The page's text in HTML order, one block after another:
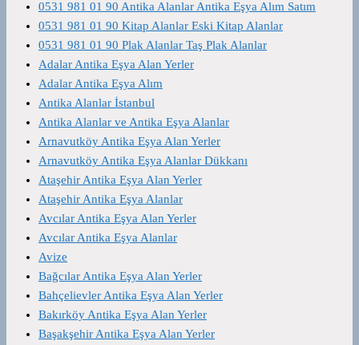
0531 981 01 90 Antika Alanlar Antika Eşya Alım Satım
0531 981 01 90 Kitap Alanlar Eski Kitap Alanlar
0531 981 01 90 Plak Alanlar Taş Plak Alanlar
Adalar Antika Eşya Alan Yerler
Adalar Antika Eşya Alım
Antika Alanlar İstanbul
Antika Alanlar ve Antika Eşya Alanlar
Arnavutköy Antika Eşya Alan Yerler
Arnavutköy Antika Eşya Alanlar Dükkanı
Ataşehir Antika Eşya Alan Yerler
Ataşehir Antika Eşya Alanlar
Avcılar Antika Eşya Alan Yerler
Avcılar Antika Eşya Alanlar
Avize
Bağcılar Antika Eşya Alan Yerler
Bahçelievler Antika Eşya Alan Yerler
Bakırköy Antika Eşya Alan Yerler
Başakşehir Antika Eşya Alan Yerler